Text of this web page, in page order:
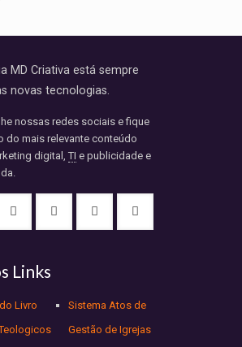
MD Criativa está sempre
novas tecnologias.
nossas redes sociais e fique
do mais relevante conteúdo
digital,TI e publicidade e
Links
Livro
Sistema Atos de
Gestão de Igrejas